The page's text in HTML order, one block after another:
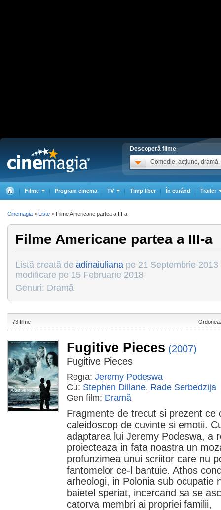
Descoperă filme
Comedie, acţiune, dramă,
Filme Program cinema TV Timp liber În curând Trailer
Filme Americane partea a III-a
Listă creată de adinaiuliana pe 21 Septembrie 2013
modificare pe 15 Februarie 2018
Genuri: Dramă
73 filme
Fugitive Pieces (2007)
Fugitive Pieces
Regia: Jeremy Podeswa
Cu: Stephen Dillane, Rade Serbedzija
Gen film: Dramă
Fragmente de trecut si prezent ce
caleidoscop de cuvinte si emotii.
adaptarea lui Jeremy Podeswa, a
proiecteaza in fata noastra un
profunzimea unui scriitor care nu
fantomelor ce-l bantuie. Athos
arheologi, in Polonia sub ocupatie
baietel speriat, incercand sa se
catorva membri ai propriei familii,
Cinemagia > Liste > Filme Americane partea a III-a